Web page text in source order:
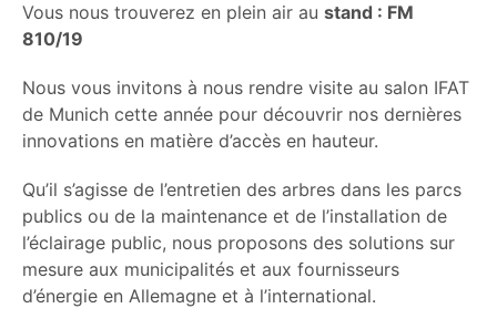
Vous nous trouverez en plein air au stand : FM
810/19
Nous vous invitons à nous rendre visite au salon IFAT
de Munich cette année pour découvrir nos dernières
innovations en matière d’accès en hauteur.
Qu’il s’agisse de l’entretien des arbres dans les parcs
publics ou de la maintenance et de l’installation de
l’éclairage public, nous proposons des solutions sur
mesure aux municipalités et aux fournisseurs
d’énergie en Allemagne et à l’international.